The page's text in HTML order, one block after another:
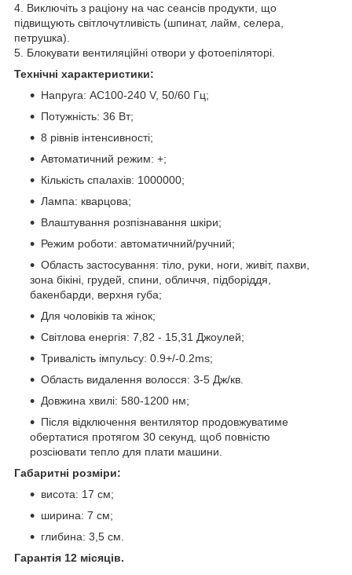
4. Виключіть з раціону на час сеансів продукти, що
підвищують світлочутливість (шпинат, лайм, селера,
петрушка).
5. Блокувати вентиляційні отвори у фотоепіляторі.
Технічні характеристики:
Напруга: AC100-240 V, 50/60 Гц;
Потужність: 36 Вт;
8 рівнів інтенсивності;
Автоматичний режим: +;
Кількість спалахів: 1000000;
Лампа: кварцова;
Влаштування розпізнавання шкіри;
Режим роботи: автоматичний/ручний;
Область застосування: тіло, руки, ноги, живіт, пахви,
зона бікіні, грудей, спини, обличчя, підборіддя,
бакенбарди, верхня губа;
Для чоловіків та жінок;
Світлова енергія: 7,82 - 15,31 Джоулей;
Тривалість імпульсу: 0.9+/-0.2ms;
Область видалення волосся: 3-5 Дж/кв.
Довжина хвилі: 580-1200 нм;
Після відключення вентилятор продовжуватиме
обертатися протягом 30 секунд, щоб повністю
розсіювати тепло для плати машини.
Габаритні розміри:
висота: 17 см;
ширина: 7 см;
глибина: 3,5 см.
Гарантія 12 місяців.